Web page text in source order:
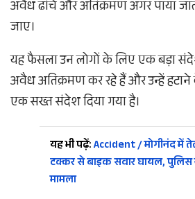
अवैध ढांचे और अतिक्रमण अगर पाया
जाए।
यह फैसला उन लोगों के लिए एक बड़ा
अवैध अतिक्रमण कर रहे हैं और उन्हें
एक सख्त संदेश दिया गया है।
यह भी पढ़ें:Accident / मोगीनंद में
टक्कर से बाइक सवार घायल, पुलिस
मामला